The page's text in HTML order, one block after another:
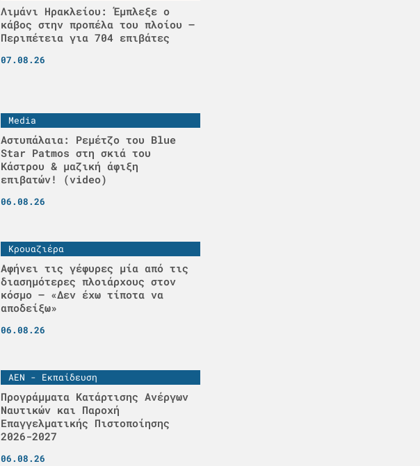
Λιμάνι Ηρακλείου: Έμπλεξε ο
κάβος στην προπέλα του πλοίου –
Περιπέτεια για 704 επιβάτες
07.08.26
Media
Αστυπάλαια: Ρεμέτζο του Blue
Star Patmos στη σκιά του
Κάστρου & μαζική άφιξη
επιβατών! (video)
06.08.26
Κρουαζιέρα
Αφήνει τις γέφυρες μία από τις
διασημότερες πλοιάρχους στον
κόσμο – «Δεν έχω τίποτα να
αποδείξω»
06.08.26
ΑΕΝ - Εκπαίδευση
Προγράμματα Κατάρτισης Ανέργων
Ναυτικών και Παροχή
Επαγγελματικής Πιστοποίησης
2026-2027
06.08.26